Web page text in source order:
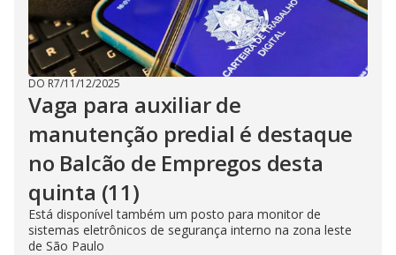
DO R7/11/12/2025
Vaga para auxiliar de
manutenção predial é destaque
no Balcão de Empregos desta
quinta (11)
Está disponível também um posto para monitor de
sistemas eletrônicos de segurança interno na zona leste
de São Paulo